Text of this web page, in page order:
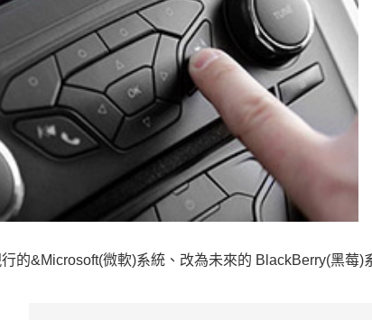
的&Microsoft(微軟)系統、改為未來的 BlackBerry(黑莓)